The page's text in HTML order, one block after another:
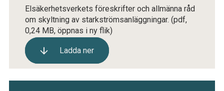
Elsäkerhetsverkets föreskrifter och allmänna råd
om skyltning av starkströmsanläggningar. (pdf,
0,24 MB, öppnas i ny flik)
Ladda ner